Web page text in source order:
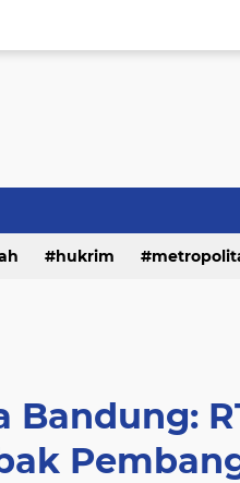
hukrim
Bandung: